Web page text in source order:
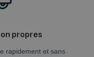
propres
rapidement et sans